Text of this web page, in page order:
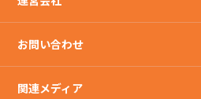
お問い合わせ
関連メディア